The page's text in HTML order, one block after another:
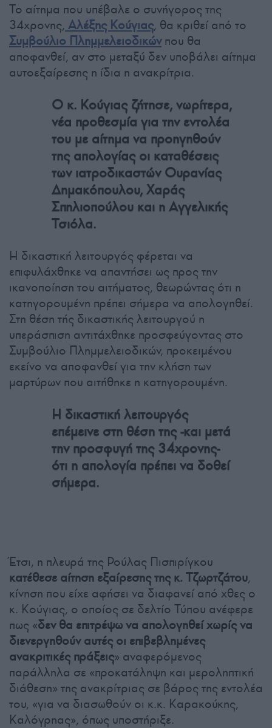
Το αίτημα που υπέβαλε ο συνήγορος της
34χρονης, Αλέξης Κούγιας, θα κριθεί από το
Συμβούλιο Πλημμελειοδικώνπου θα
αποφανθεί, αν στο μεταξύ δεν υποβάλει αίτημα
αυτοεξαίρεσης η ίδια η ανακρίτρια.
Ο κ. Κούγιας ζήτησε, νωρίτερα,
νέα προθεσμία για την εντολέα
του με αίτημα να προηγηθούν
της απολογίας οι καταθέσεις
των ιατροδικαστών Ουρανίας
Δημακόπουλου, Χαράς
Σπηλιοπούλου και η Αγγελικής
Τσιόλα.
Η δικαστική λειτουργός φέρεται να
επιφυλάχθηκε να απαντήσει ως προς την
ικανοποίηση του αιτήματος, θεωρώντας ότι η
κατηγορουμένη πρέπει σήμερα να απολογηθεί.
Στη θέση τής δικαστικής λειτουργού η
υπεράσπιση αντιτάχθηκε προσφεύγοντας στο
Συμβούλιο Πλημμελειοδικών, προκειμένου
εκείνο να αποφανθεί για την κλήση των
μαρτύρων που αιτήθηκε η κατηγορουμένη.
Η δικαστική λειτουργός
επέμεινε στη θέση της -και μετά
την προσφυγή της 34χρονης-
ότι η απολογία πρέπει να δοθεί
σήμερα.
Έτσι, η πλευρά της Ρούλας Πισπιρίγκου
κατέθεσε αίτηση εξαίρεσης της κ. Τζωρτζάτου,
κίνηση που είχε αφήσει να διαφανεί από χθες ο
κ. Κούγιας, ο οποίος σε δελτίο Τύπου ανέφερε
πως «δεν θα επιτρέψω να απολογηθεί χωρίς να
διενεργηθούν αυτές οι επιβεβλημένες
ανακριτικές πράξεις» αναφερόμενος
παράλληλα σε «προκατάληψη και μεροληπτική
διάθεση» της ανακρίτριας σε βάρος της εντολέα
του, «για να διασωθούν οι κ.κ. Καρακούκης,
Καλόγρηας», όπως υποστήριξε.